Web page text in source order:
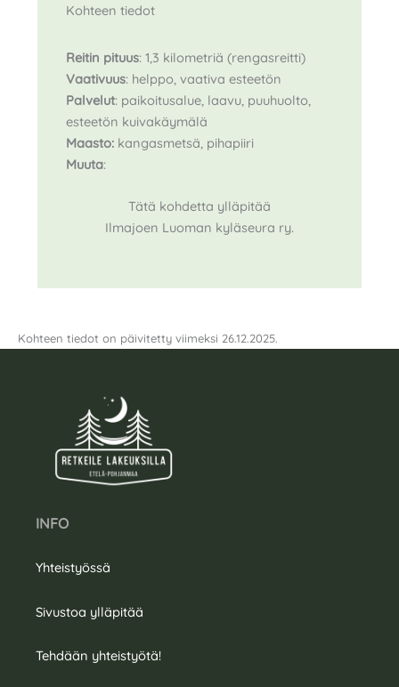
Kohteen tiedot
Reitin pituus: 1,3 kilometriä (rengasreitti)
Vaativuus: helppo, vaativa esteetön
Palvelut: paikoitusalue, laavu, puuhuolto,
esteetön kuivakäymälä
Maasto:kangasmetsä, pihapiiri
Muuta:
Tätä kohdetta ylläpitää
Ilmajoen Luoman kyläseura ry.
Kohteen tiedot on päivitetty viimeksi 26.12.2025.
INFO
Yhteistyössä
Sivustoa ylläpitää
Tehdään yhteistyötä!